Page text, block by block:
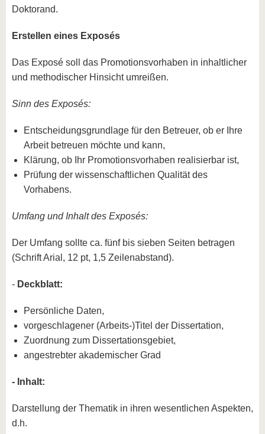
Doktorand.
Erstellen eines Exposés
Das Exposé soll das Promotionsvorhaben in inhaltlicher
und methodischer Hinsicht umreißen.
Sinn des Exposés:
Entscheidungsgrundlage für den Betreuer, ob er Ihre
Arbeit betreuen möchte und kann,
Klärung, ob Ihr Promotionsvorhaben realisierbar ist,
Prüfung der wissenschaftlichen Qualität des
Vorhabens.
Umfang und Inhalt des Exposés:
Der Umfang sollte ca. fünf bis sieben Seiten betragen
(Schrift Arial, 12 pt, 1,5 Zeilenabstand).
- Deckblatt:
Persönliche Daten,
vorgeschlagener (Arbeits-)Titel der Dissertation,
Zuordnung zum Dissertationsgebiet,
angestrebter akademischer Grad
- Inhalt:
Darstellung der Thematik in ihren wesentlichen Aspekten,
d.h.